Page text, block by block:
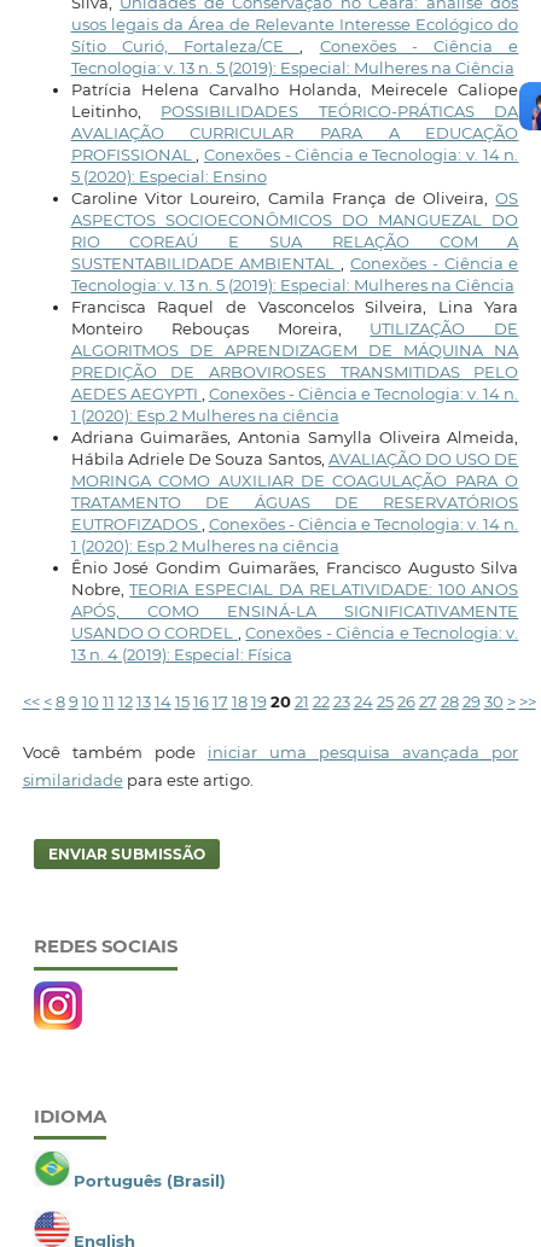
usos legais da Área de Relevante Interesse Ecológico do
Sítio Curió, Fortaleza/CE, Conexões - Ciência e
Tecnologia: v. 13 n. 5 (2019): Especial: Mulheres na Ciência
Patrícia Helena Carvalho Holanda, Meirecele Caliope
Leitinho, POSSIBILIDADES TEÓRICO-PRÁTICAS DA
AVALIAÇÃO CURRICULAR PARA A EDUCAÇÃO
PROFISSIONAL, Conexões - Ciência e Tecnologia: v. 14 n.
5 (2020): Especial: Ensino
Caroline Vitor Loureiro, Camila França de Oliveira,OS
ASPECTOS SOCIOECONÔMICOS DO MANGUEZAL DO
RIO COREAÚ E SUA RELAÇÃO COM A
SUSTENTABILIDADE AMBIENTAL, Conexões - Ciência e
Tecnologia: v. 13 n. 5 (2019): Especial: Mulheres na Ciência
Francisca Raquel de Vasconcelos Silveira, Lina Yara
Monteiro Rebouças Moreira, UTILIZAÇÃO DE
ALGORITMOS DE APRENDIZAGEM DE MÁQUINA NA
PREDIÇÃO DE ARBOVIROSES TRANSMITIDAS PELO
AEDES AEGYPTI , Conexões - Ciência e Tecnologia: v. 14 n.
1 (2020): Esp.2 Mulheres na ciência
Adriana Guimarães, Antonia Samylla Oliveira Almeida,
Hábila Adriele De Souza Santos, AVALIAÇÃO DO USO DE
MORINGA COMO AUXILIAR DE COAGULAÇÃO PARA O
TRATAMENTO DE ÁGUAS DE RESERVATÓRIOS
EUTROFIZADOS, Conexões - Ciência e Tecnologia: v. 14 n.
1 (2020): Esp.2 Mulheres na ciência
Ênio José Gondim Guimarães, Francisco Augusto Silva
Nobre,TEORIA ESPECIAL DA RELATIVIDADE: 100 ANOS
APÓS, COMO ENSINÁ-LA SIGNIFICATIVAMENTE
USANDO O CORDEL ,Conexões - Ciência e Tecnologia: v.
13 n. 4 (2019): Especial: Física
<< < 8 9 10 11 12 13 14 15 16 17 18 19 20 21 22 23 24 25 26 27 28 29 30 > >>
Você também pode iniciar uma pesquisa avançada por
similaridadepara este artigo.
ENVIAR SUBMISSÃO
REDES SOCIAIS
IDIOMA
Português (Brasil)
English